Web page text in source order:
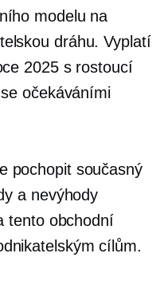
modelu na
dráhu. Vyplatí
2025 s rostoucí
očekáváními
pochopit současný
a nevýhody
tento obchodní
cílům.